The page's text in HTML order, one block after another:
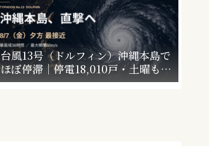
台風13号（ドルフィン）沖縄本島で
ほぼ停滞｜停電18,010戸・土曜も警
戒【最終更新】